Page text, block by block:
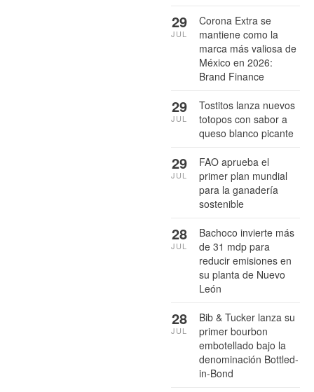
Corona Extra se
mantiene como la
marca más valiosa de
México en 2026:
Brand Finance
29
JUL
Tostitos lanza nuevos
totopos con sabor a
queso blanco picante
29
JUL
FAO aprueba el
primer plan mundial
para la ganadería
sostenible
29
JUL
Bachoco invierte más
de 31 mdp para
reducir emisiones en
su planta de Nuevo
León
28
JUL
Bib & Tucker lanza su
primer bourbon
embotellado bajo la
denominación Bottled-
in-Bond
28
JUL